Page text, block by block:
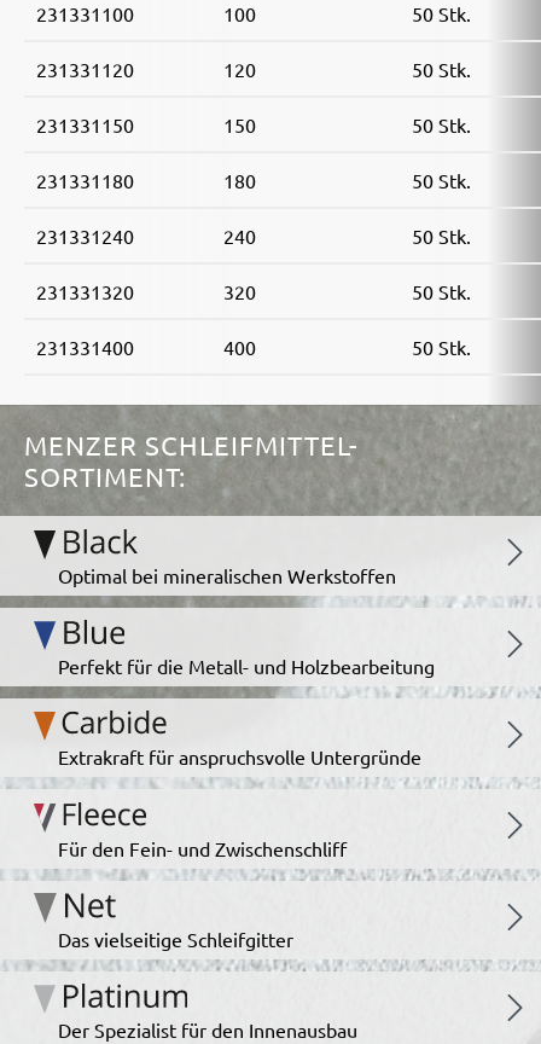
231331100 100 50 Stk.
231331120 120 50 Stk.
231331150 150 50 Stk.
231331180 180 50 Stk.
231331240 240 50 Stk.
231331320 320 50 Stk.
231331400 400 50 Stk.
MENZER SCHLEIFMITTEL-
SORTIMENT:
Optimal bei mineralischen Werkstoffen
Perfekt für die Metall- und Holzbearbeitung
Extrakraft für anspruchsvolle Untergründe
Für den Fein- und Zwischenschliff
Das vielseitige Schleifgitter
Der Spezialist für den Innenausbau